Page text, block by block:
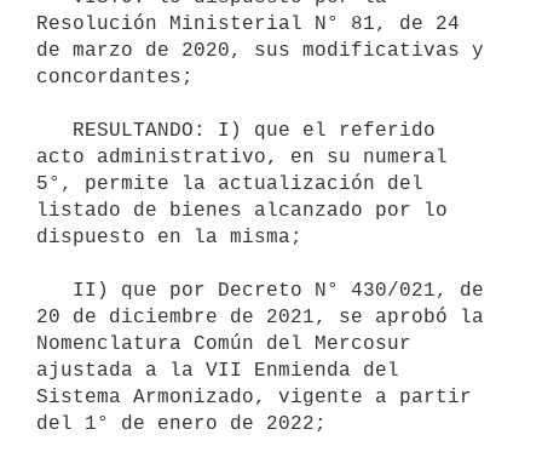
Resolución Ministerial N° 81, de 24
de marzo de 2020, sus modificativas y
concordantes;
acto administrativo, en su numeral
5°, permite la actualización del
listado de bienes alcanzado por lo
dispuesto en la misma;
20 de diciembre de 2021, se aprobó la
Nomenclatura Común del Mercosur
ajustada a la VII Enmienda del
Sistema Armonizado, vigente a partir
del 1° de enero de 2022;